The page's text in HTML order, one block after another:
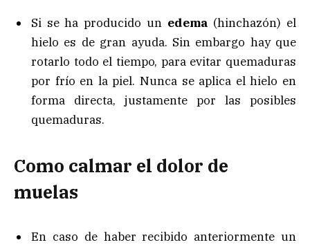
Si se ha producido un edema (hinchazón) el
hielo es de gran ayuda. Sin embargo hay que
rotarlo todo el tiempo, para evitar quemaduras
por frío en la piel. Nunca se aplica el hielo en
forma directa, justamente por las posibles
quemaduras.
Como calmar el dolor de
muelas
En caso de haber recibido anteriormente un